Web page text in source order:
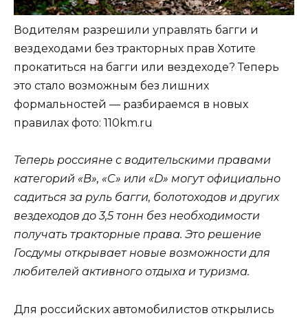
Водителям разрешили управлять багги и
вездеходами без тракторных прав Хотите
прокатиться на багги или вездеходе? Теперь
это стало возможным без лишних
формальностей — разбираемся в новых
правилах фото: 110km.ru
Теперь россияне с водительскими правами
категорий «B», «C» или «D» могут официально
садиться за руль багги, болотоходов и других
вездеходов до 3,5 тонн без необходимости
получать тракторные права. Это решение
Госдумы открывает новые возможности для
любителей активного отдыха и туризма.
Для российских автомобилистов открылись